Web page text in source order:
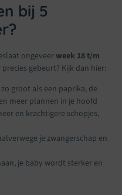
bij 5
ongeveerweek 18 t/m
gebeurt? Kijk dan hier:
groot als een paprika, de
meer plannen in je hoofd
en krachtigere schopjes,
je zwangerschap en
je baby wordt sterker en